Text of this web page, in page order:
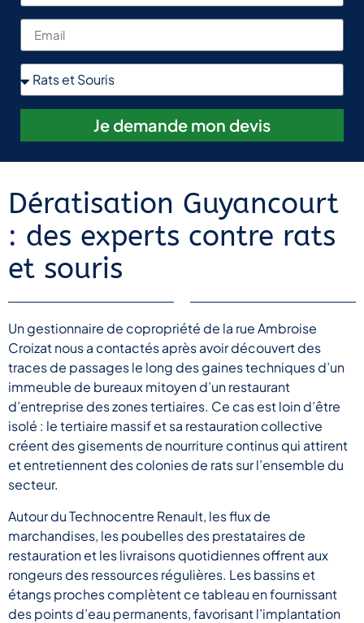
Je demande mon devis
Dératisation Guyancourt
: des experts contre rats
et souris
Un gestionnaire de copropriété de la rue Ambroise
Croizat nous a contactés après avoir découvert des
traces de passages le long des gaines techniques d’un
immeuble de bureaux mitoyen d’un restaurant
d’entreprise des zones tertiaires. Ce cas est loin d’être
isolé : le tertiaire massif et sa restauration collective
créent des gisements de nourriture continus qui attirent
et entretiennent des colonies de rats sur l’ensemble du
secteur.
Autour du Technocentre Renault, les flux de
marchandises, les poubelles des prestataires de
restauration et les livraisons quotidiennes offrent aux
rongeurs des ressources régulières. Les bassins et
étangs proches complètent ce tableau en fournissant
des points d’eau permanents, favorisant l’implantation